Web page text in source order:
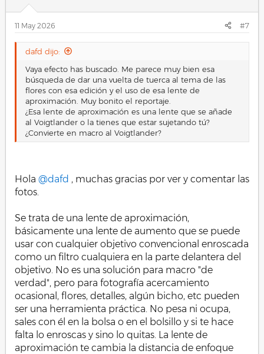
11 May 2026 #7
dafd dijo:
Vaya efecto has buscado. Me parece muy bien esa
búsqueda de dar una vuelta de tuerca al tema de las
flores con esa edición y el uso de esa lente de
aproximación. Muy bonito el reportaje.
¿Esa lente de aproximación es una lente que se añade
al Voigtlander o la tienes que estar sujetando tú?
¿Convierte en macro al Voigtlander?
Hola @dafd , muchas gracias por ver y comentar las
fotos.
Se trata de una lente de aproximación,
básicamente una lente de aumento que se puede
usar con cualquier objetivo convencional enroscada
como un filtro cualquiera en la parte delantera del
objetivo. No es una solución para macro "de
verdad", pero para fotografía acercamiento
ocasional, flores, detalles, algún bicho, etc pueden
ser una herramienta práctica. No pesa ni ocupa,
sales con él en la bolsa o en el bolsillo y si te hace
falta lo enroscas y sino lo quitas. La lente de
aproximación te cambia la distancia de enfoque